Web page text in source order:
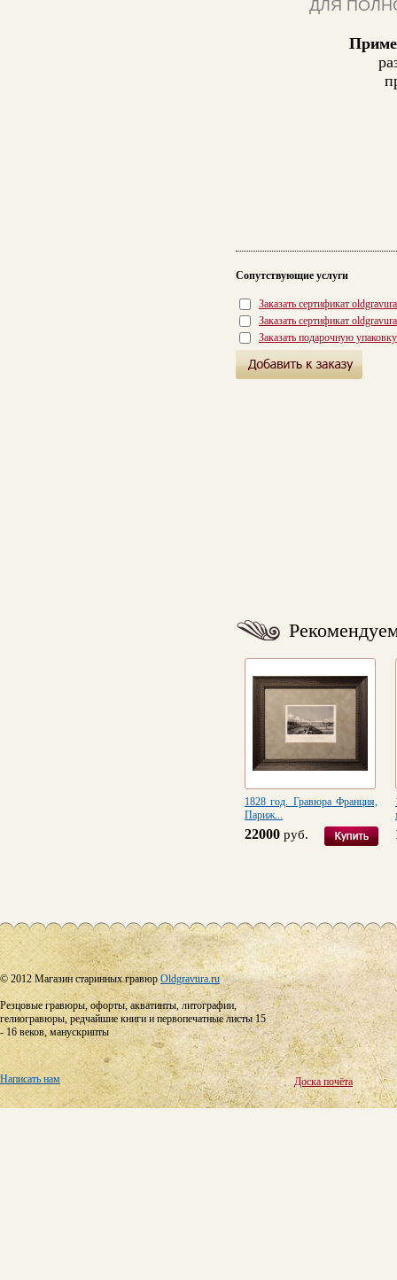
ДЛЯ
Сопутствующие услуги
Заказать сертификат
Заказать сертификат
Заказать подарочную
1828 год. Гравюра Франция,
Париж...
22000 руб.
© 2012 Магазин старинных гравюрOldgravura.ru
Резцовые гравюры, офорты, акватинты, литографии,
гелиогравюры, редчайшие книги и первопечатные листы 15
- 16 веков, манускрипты
Написать нам Доска почёта